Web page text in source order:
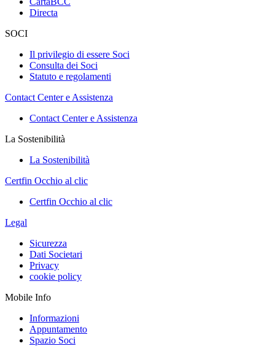
Directa
SOCI
Il privilegio di essere Soci
Consulta dei Soci
Statuto e regolamenti
Contact Center e Assistenza
Contact Center e Assistenza
La Sostenibilità
La Sostenibilità
Certfin Occhio al clic
Certfin Occhio al clic
Legal
Sicurezza
Dati Societari
Privacy
cookie policy
Mobile Info
Informazioni
Appuntamento
Spazio Soci